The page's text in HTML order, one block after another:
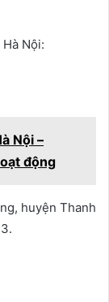
Nội:
Nội –
động
huyện Thanh